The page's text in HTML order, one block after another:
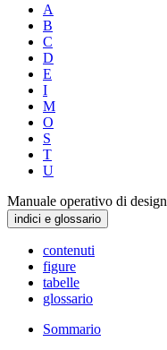
A
B
C
D
E
I
M
O
S
T
U
Manuale operativo di design
indici e glossario
contenuti
figure
tabelle
glossario
Sommario